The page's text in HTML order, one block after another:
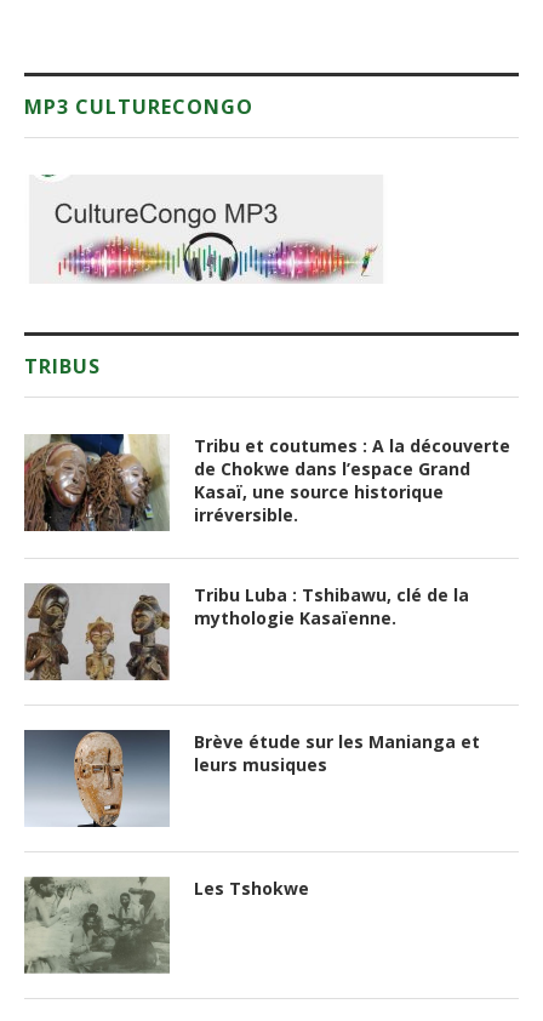
MP3 CULTURECONGO
TRIBUS
Tribu et coutumes : A la découverte
de Chokwe dans l’espace Grand
Kasaï, une source historique
irréversible.
Tribu Luba : Tshibawu, clé de la
mythologie Kasaïenne.
Brève étude sur les Manianga et
leurs musiques
Les Tshokwe